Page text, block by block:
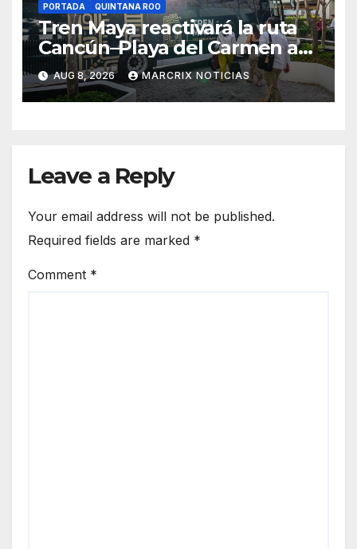
PORTADA QUINTANA ROO
Tren Maya reactivará la ruta
Cancún–Playa del Carmen a
partir del 15 de agosto
AUG 8, 2026 MARCRIX NOTICIAS
Leave a Reply
Your email address will not be published.
Required fields are marked *
Comment *